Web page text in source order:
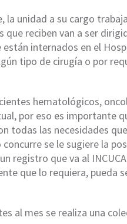
la unidad a su cargo
que reciben van a ser
internados en el
tipo de cirugía o por
hematológicos,
por eso es importante
todas las necesidades
se le sugiere la
registro que va al
que lo requiera, pueda
al mes se realiza una